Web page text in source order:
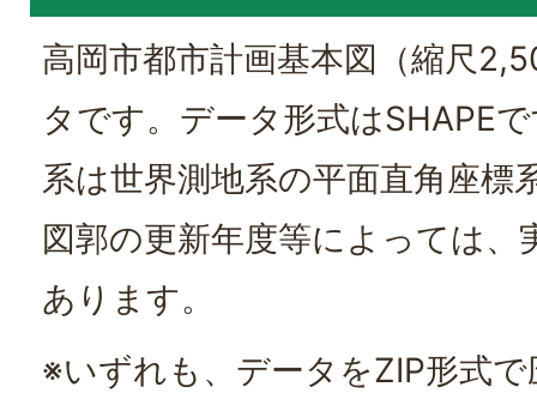
高岡市都市計画基本図（縮尺
タです。データ形式はSHAPE
系は世界測地系の平面直角座標
図郭の更新年度等によっては、
あります。
※いずれも、データをZIP形式